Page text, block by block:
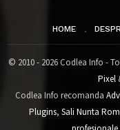
HOME
© 2010 - 2026 Codlea Info -
Pixel
Codlea Info recomanda
Plugins, Sali Nunta